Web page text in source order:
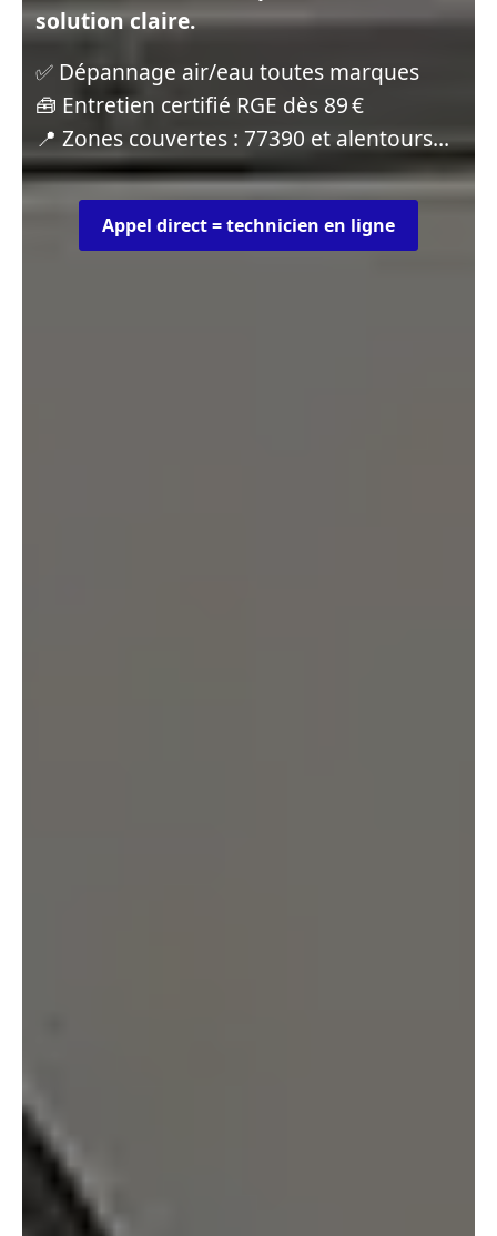
solution claire.
✅ Dépannage air/eau toutes marques
🧰 Entretien certifié RGE dès 89 €
📍 Zones couvertes : 77390 et alentours…
Appel direct = technicien en ligne